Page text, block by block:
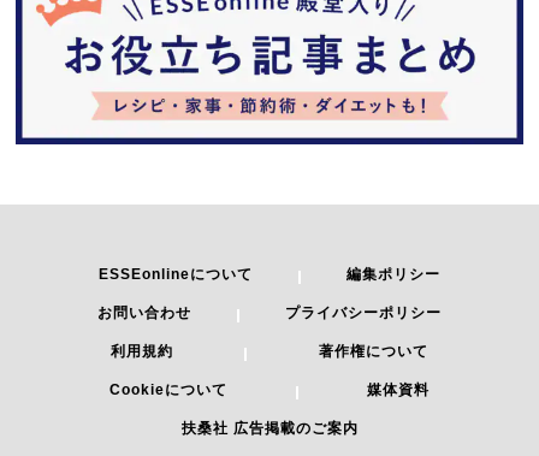
ESSEonlineについて 編集ポリシー
お問い合わせ プライバシーポリシー
利用規約 著作権について
Cookieについて 媒体資料
扶桑社 広告掲載のご案内